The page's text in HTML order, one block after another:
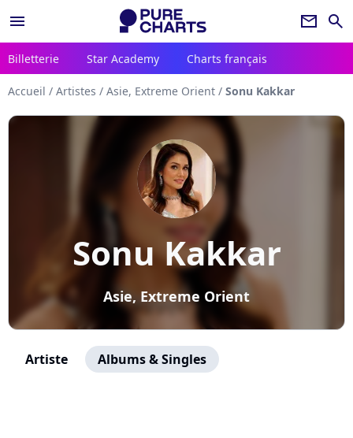
menu newsletter search
Billetterie Star Academy Charts français
Accueil / Artistes / Asie, Extreme Orient / Sonu Kakkar
Sonu Kakkar
Asie, Extreme Orient
Artiste Albums & Singles